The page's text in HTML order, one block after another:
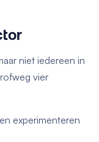
niet iedereen in
vier
experimenteren